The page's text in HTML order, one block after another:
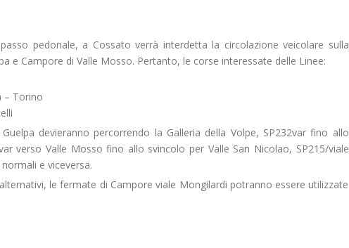
pedonale, a Cossato verrà interdetta la circolazione veicolare sulla
e Campore di Valle Mosso. Pertanto, le corse interessate delle Linee:
– Torino
devieranno percorrendo la Galleria della Volpe, SP232var fino allo
verso Valle Mosso fino allo svincolo per Valle San Nicolao, SP215/viale
e viceversa.
le fermate di Campore viale Mongilardi potranno essere utilizzate